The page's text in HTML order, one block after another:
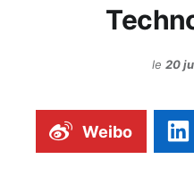
le 20
Weibo